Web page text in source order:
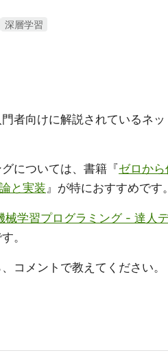
深層学習
者向けに解説されているネ
については、書籍『ゼロか
と実装』が特におすすめです。
械学習プログラミング - 達人
。
コメントで教えてください。